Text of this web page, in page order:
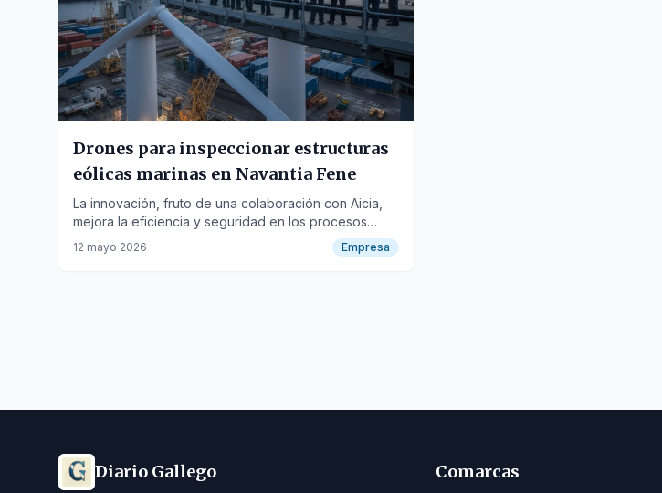
Drones para inspeccionar estructuras
eólicas marinas en Navantia Fene
La innovación, fruto de una colaboración con Aicia,
mejora la eficiencia y seguridad en los procesos
productivos del astillero.
12 mayo 2026 Empresa
Diario Gallego Comarcas